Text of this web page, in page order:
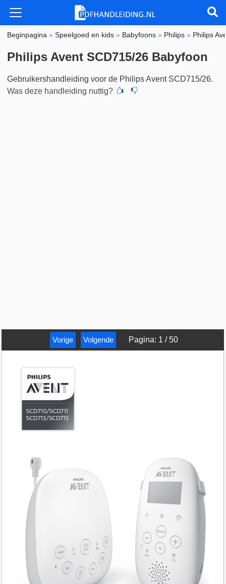
Beginpagina »Speelgoed en kids » Babyfoons » Philips » Philips
Philips Avent SCD715/26 Babyfoon
Gebruikershandleiding voor de Philips Avent SCD715/26.
Was deze handleiding nuttig?
Vorige Volgende Pagina: 1 /50